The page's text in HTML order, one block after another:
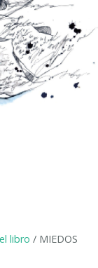
libro / MIEDOS